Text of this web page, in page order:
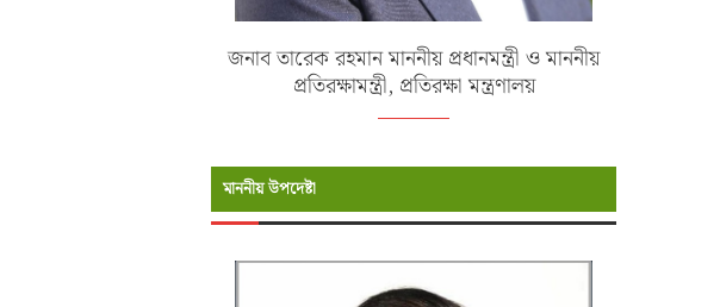
জনাব তারেক রহমান মাননীয় প্রধানমন্ত্রী ও মাননীয়
প্রতিরক্ষামন্ত্রী, প্রতিরক্ষা মন্ত্রণালয়
মাননীয় উপদেষ্টা